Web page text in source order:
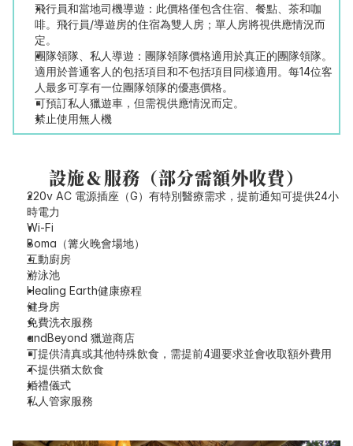
飛行員和當地司機導遊：此價格僅包含住宿、餐點、茶和咖
啡。飛行員/導遊房的住宿為雙人房；單人房將視供應情況而
定。
團隊領隊、私人導遊：團隊領隊價格適用於真正的團隊領隊。
適用於普通客人的包括項目和不包括項目同樣適用。每14位客
人最多可享有一位團隊領隊的優惠價格。
可預訂私人獵遊車，但需視供應情況而定。
禁止使用無人機
設施＆服務（部分需額外收費）
220v AC 電源插座（G）有特別醫療需求，提前通知可提供24小
時電力
Wi-Fi
Boma（篝火晚會場地）
互動廚房
游泳池
Healing Earth健康療程
健身房
免費洗衣服務
andBeyond 獵遊商店
可提供清真或其他特殊飲食，需提前4週要求並會收取額外費用
不提供猶太飲食
婚禮儀式
私人管家服務